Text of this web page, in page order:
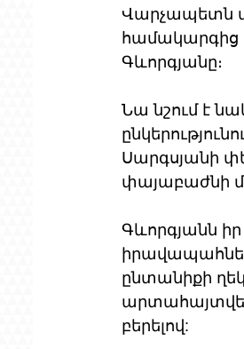
Վարչապետն
համակարգից
Գևորգյանը։
Նա նշում է
Սարգսյանի
փայաբաժնի
Գևորգյանն
ընտանիքի
բերելով: